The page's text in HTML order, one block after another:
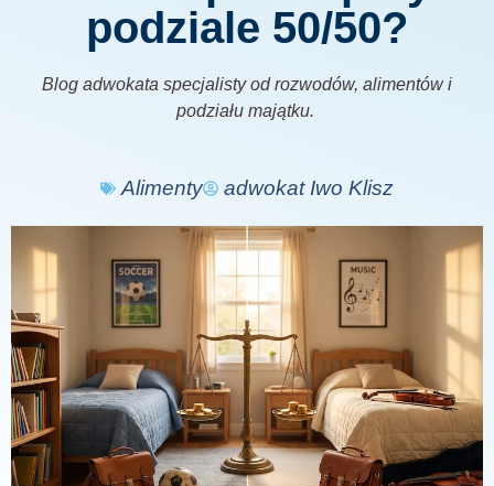
podziale 50/50?
Blog adwokata specjalisty od rozwodów, alimentów i
podziału majątku.
Alimenty adwokat Iwo Klisz